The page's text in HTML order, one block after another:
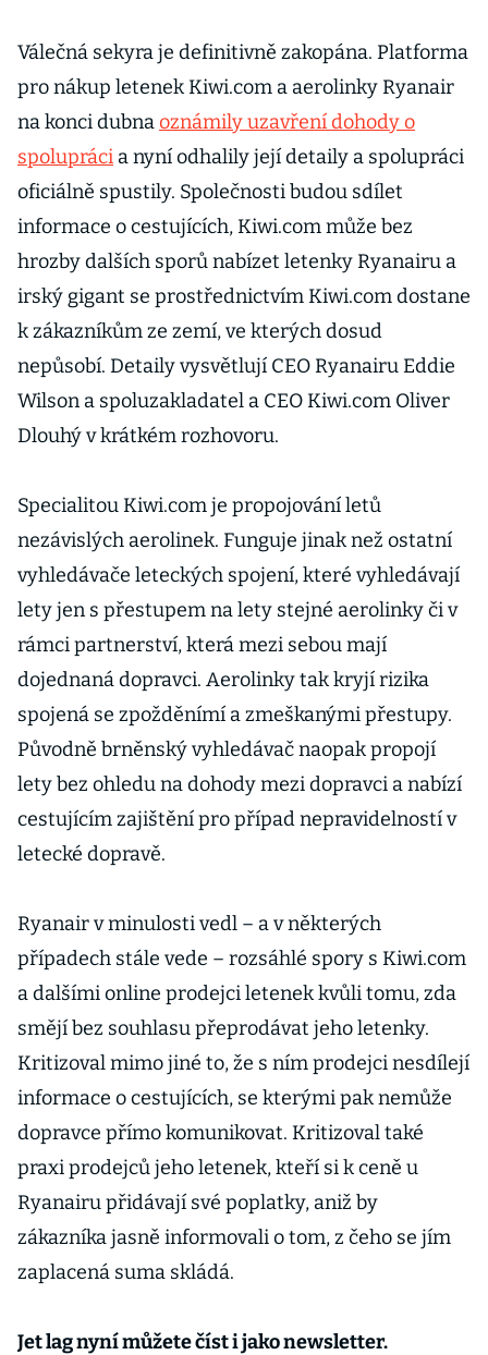
Válečná sekyra je definitivně zakopána. Platforma
pro nákup letenek Kiwi.com a aerolinky Ryanair
na konci dubnaoznámily uzavření dohody o
spolupráci a nyní odhalily její detaily a spolupráci
oficiálně spustily. Společnosti budou sdílet
informace o cestujících, Kiwi.com může bez
hrozby dalších sporů nabízet letenky Ryanairu a
irský gigant se prostřednictvím Kiwi.com dostane
k zákazníkům ze zemí, ve kterých dosud
nepůsobí. Detaily vysvětlují CEO Ryanairu Eddie
Wilson a spoluzakladatel a CEO Kiwi.com Oliver
Dlouhý v krátkém rozhovoru.
Specialitou Kiwi.com je propojování letů
nezávislých aerolinek. Funguje jinak než ostatní
vyhledávače leteckých spojení, které vyhledávají
lety jen s přestupem na lety stejné aerolinky či v
rámci partnerství, která mezi sebou mají
dojednaná dopravci. Aerolinky tak kryjí rizika
spojená se zpožděnímí a zmeškanými přestupy.
Původně brněnský vyhledávač naopak propojí
lety bez ohledu na dohody mezi dopravci a nabízí
cestujícím zajištění pro případ nepravidelností v
letecké dopravě.
Ryanair v minulosti vedl – a v některých
případech stále vede – rozsáhlé spory s Kiwi.com
a dalšími online prodejci letenek kvůli tomu, zda
smějí bez souhlasu přeprodávat jeho letenky.
Kritizoval mimo jiné to, že s ním prodejci nesdílejí
informace o cestujících, se kterými pak nemůže
dopravce přímo komunikovat. Kritizoval také
praxi prodejců jeho letenek, kteří si k ceně u
Ryanairu přidávají své poplatky, aniž by
zákazníka jasně informovali o tom, z čeho se jím
zaplacená suma skládá.
Jet lag nyní můžete číst i jako newsletter.